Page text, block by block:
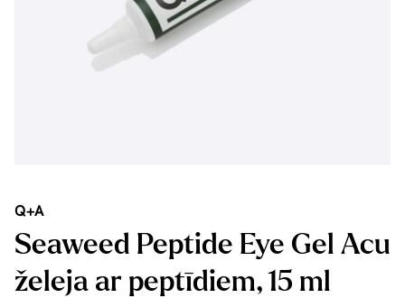
Q+A
Seaweed Peptide Eye Gel Acu
želeja ar peptīdiem, 15 ml